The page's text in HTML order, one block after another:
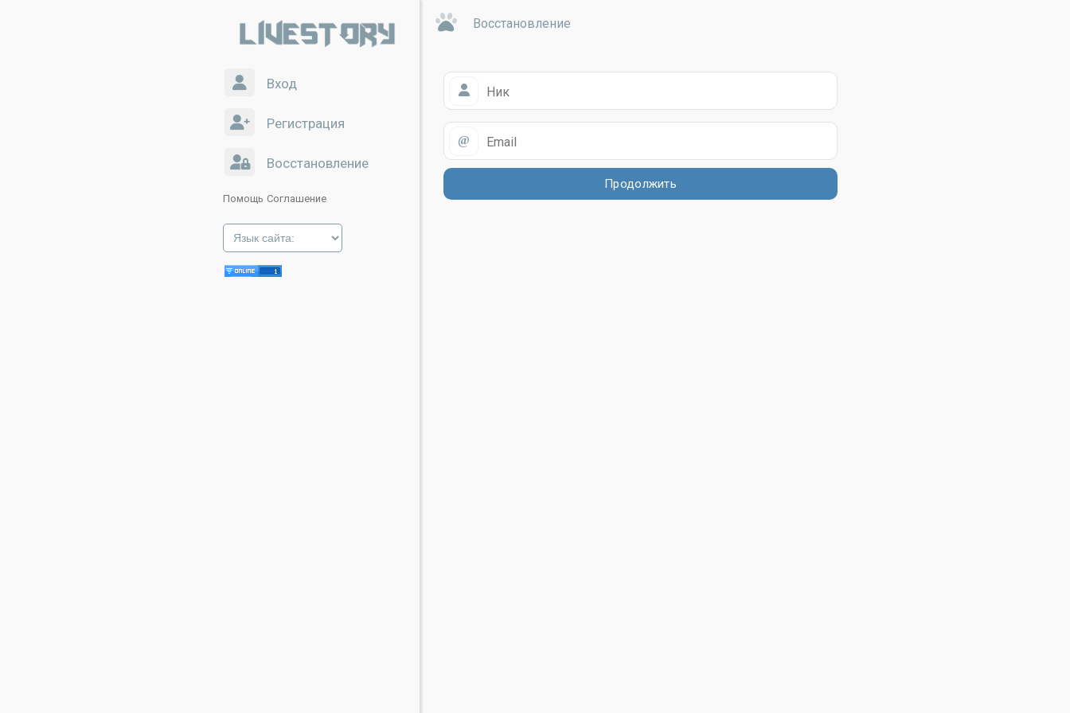
Восстановление
Вход
Регистрация
Восстановление
Помощь Соглашение
Продолжить